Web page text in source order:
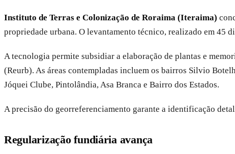
Instituto de Terras e Colonização de Roraima (Iteraima)
propriedade urbana. O levantamento técnico, realizado em 45
A tecnologia permite subsidiar a elaboração de plantas e
(Reurb). As áreas contempladas incluem os bairros Silvio
Jóquei Clube, Pintolândia, Asa Branca e Bairro dos Estados.
A precisão do georreferenciamento garante a identificação
Regularização fundiária avança